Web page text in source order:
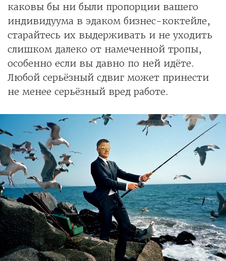
каковы бы ни были пропорции вашего
индивидуума в эдаком бизнес-коктейле,
старайтесь их выдерживать и не уходить
слишком далеко от намеченной тропы,
особенно если вы давно по ней идёте.
Любой серьёзный сдвиг может принести
не менее серьёзный вред работе.